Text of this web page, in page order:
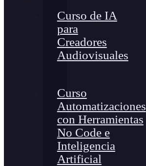
Curso de IA
para
Creadores
Audiovisuales
Curso
Automatizaciones
con Herramientas
No Code e
Inteligencia
Artificial